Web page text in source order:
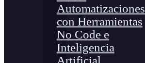
Automatizaciones
con Herramientas
No Code e
Inteligencia
Artificial